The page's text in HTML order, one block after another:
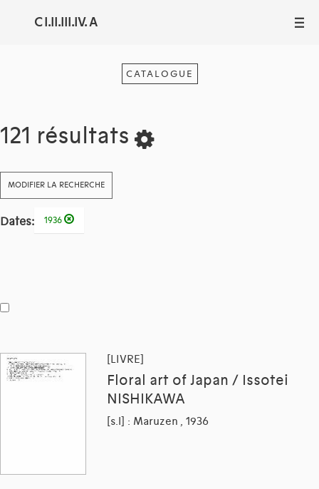
C I.II.III.IV. A III
CATALOGUE
121 résultats
MODIFIER LA RECHERCHE
Dates: 1936
[LIVRE]
Floral art of Japan / Issotei
NISHIKAWA
[s.l] : Maruzen , 1936